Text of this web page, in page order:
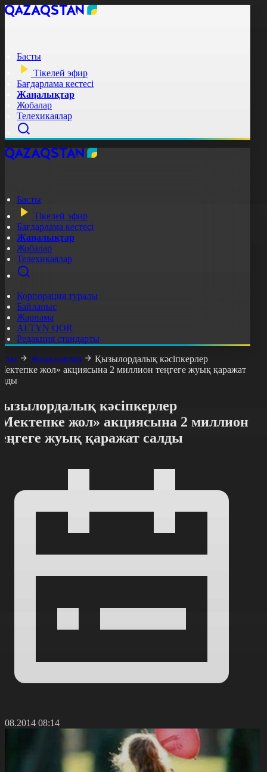
Басты
Тікелей эфир
Бағдарлама кестесі
Жаңалықтар
Жобалар
Телехикаялар
Басты
Тікелей эфир
Бағдарлама кестесі
Жаңалықтар
Жобалар
Телехикаялар
Корпорация туралы
Байланыс
Жарнама
ALTYN QOR
Редакция стандарты
Жаңалықтар
Қызылордалық кәсіпкерлер
жол» акциясына 2 миллион теңгеге жуық қаражат
кәсіпкерлер
жол» акциясына 2 миллион
жуық қаражат салды
08:14